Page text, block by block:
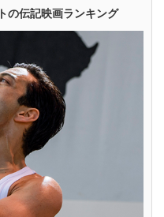
の伝記映画ランキング